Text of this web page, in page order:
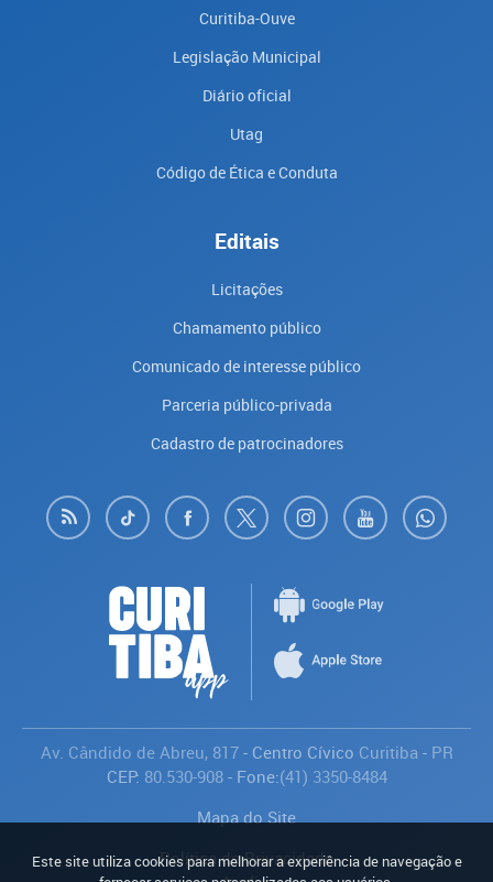
Curitiba-Ouve
Legislação Municipal
Diário oficial
Utag
Código de Ética e Conduta
Editais
Licitações
Chamamento público
Comunicado de interesse público
Parceria público-privada
Cadastro de patrocinadores
Av. Cândido de Abreu, 817- Centro Cívico Curitiba- PR
CEP: 80.530-908- Fone:(41) 3350-8484
Mapa do Site
Política de Privacidade
Este site utiliza cookies para melhorar a experiência de navegação e